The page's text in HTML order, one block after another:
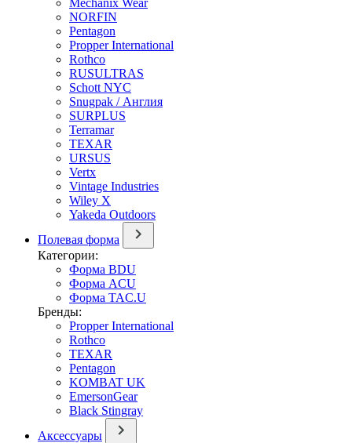
Mechanix Wear
NORFIN
Pentagon
Propper International
Rothco
RUSULTRAS
Schott NYC
Snugpak / Англия
SURPLUS
Terramar
TEXAR
URSUS
Vertx
Vintage Industries
Wiley X
Yakeda Outdoors
Полевая форма
Категории:
Форма BDU
Форма ACU
Форма TAC.U
Бренды:
Propper International
Rothco
TEXAR
Pentagon
KOMBAT UK
EmersonGear
Black Stingray
Аксессуары